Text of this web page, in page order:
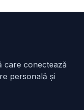
care conectează
personală și